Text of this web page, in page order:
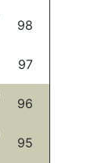
98
97
96
95